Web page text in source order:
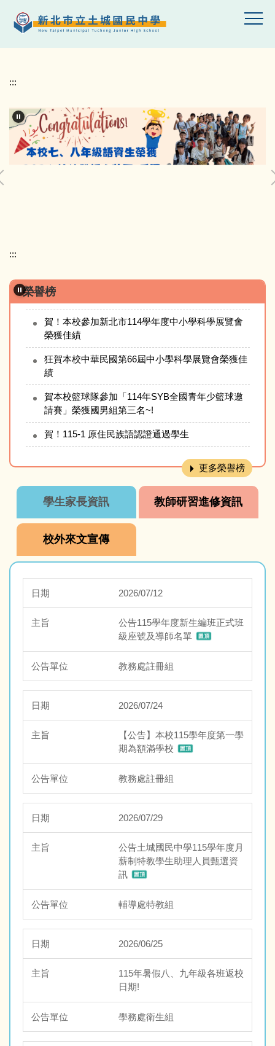
到
要
:::
:::
榮譽榜
請賽」榮獲國男組第三名~!
賀！115-1 原住民族語認證通過學生
本校柔道「115年全國柔道錦標賽榮獲佳績」表現
賀！！！ 新北盃第二屆自然探究與實作競賽榮獲佳
績
賀！本校參加新北市114學年度中小學科學展覽會
榮獲佳績
狂賀本校中華民國第66屆中小學科學展覽會榮獲佳
績
賀本校籃球隊參加「114年SYB全國青年少籃球邀
請賽」榮獲國男組第三名~!
賀！115-1 原住民族語認證通過學生
優異
賀本校運動代表隊參115年全國中等學校運動會表
現優異
賀~本校田徑隊周佳韻同學參加「115年全國中等學
校運動會」榮獲田徑項目國女組3000公尺第三名!
賀！！！ 新北盃第二屆自然探究與實作競賽榮獲佳
績
賀！本校參加新北市114學年度中小學科學展覽會
更多榮譽榜
學生家長資訊 教師研習進修資訊
校外來文宣傳
2026/07/12
公告115學年度新生編班正式班
級座號及導師名單
教務處註冊組
2026/07/24
【公告】本校115學年度第一學
期為額滿學校
教務處註冊組
2026/07/29
公告土城國民中學115學年度月
薪制特教學生助理人員甄選資
訊
輔導處特教組
2026/06/25
115年暑假八、九年級各班返校
日期!
學務處衛生組